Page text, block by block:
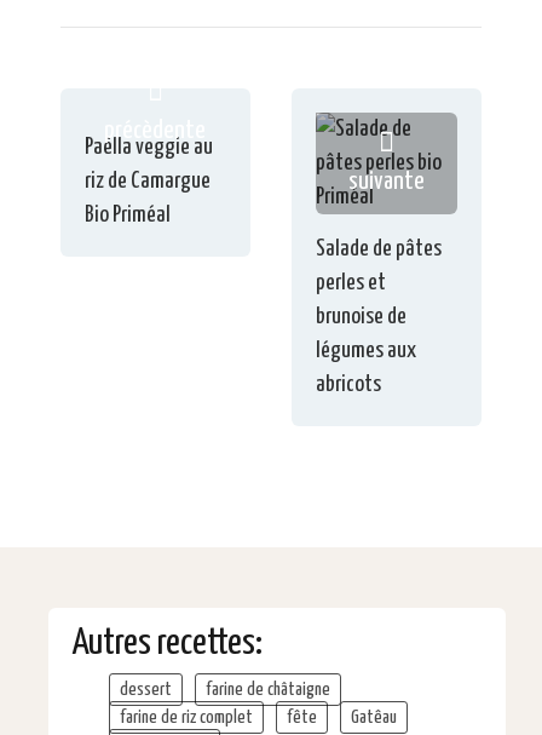
précèdente
Paëlla veggie au
riz de Camargue
Bio Priméal
suivante
Salade de pâtes
perles et
brunoise de
légumes aux
abricots
Autres recettes:
dessert
farine de châtaigne
farine de riz complet
fête
Gatêau